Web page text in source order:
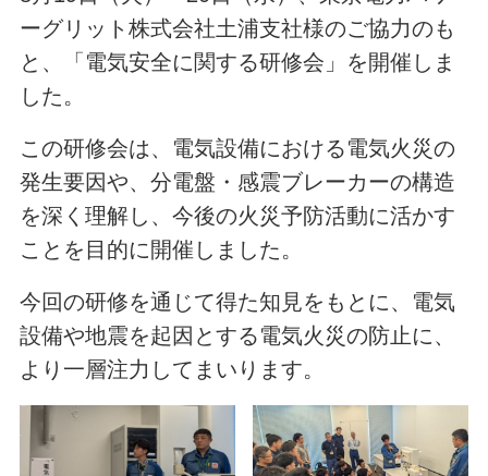
ーグリット株式会社土浦支社様のご協力のも
と、「電気安全に関する研修会」を開催しま
した。
この研修会は、電気設備における電気火災の
発生要因や、分電盤・感震ブレーカーの構造
を深く理解し、今後の火災予防活動に活かす
ことを目的に開催しました。
今回の研修を通じて得た知見をもとに、電気
設備や地震を起因とする電気火災の防止に、
より一層注力してまいります。